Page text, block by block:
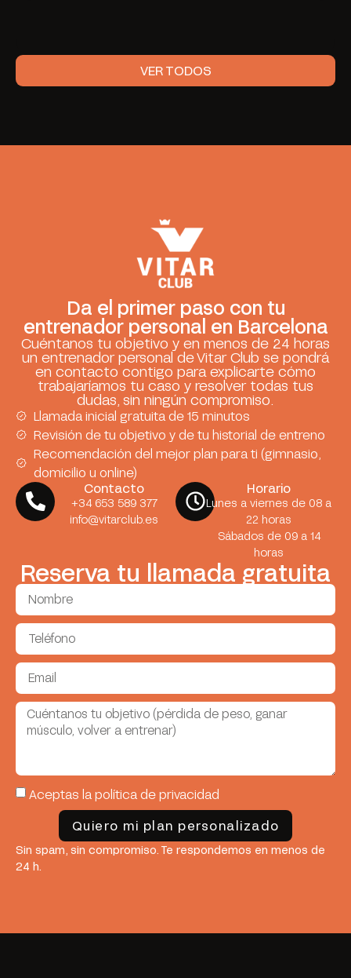
VER TODOS
Da el primer paso con tu
entrenador personal en Barcelona
Cuéntanos tu objetivo y en menos de 24 horas
un entrenador personal de Vitar Club se pondrá
en contacto contigo para explicarte cómo
trabajaríamos tu caso y resolver todas tus
dudas, sin ningún compromiso.
Llamada inicial gratuita de 15 minutos
Revisión de tu objetivo y de tu historial de entreno
Recomendación del mejor plan para ti (gimnasio,
domicilio u online)
Contacto
+34 653 589 377
info@vitarclub.es
Horario
Lunes a viernes de 08 a
22 horas
Sábados de 09 a 14
horas
Reserva tu llamada gratuita
Aceptas la política de privacidad
Quiero mi plan personalizado
Sin spam, sin compromiso. Te respondemos en menos de
24 h.